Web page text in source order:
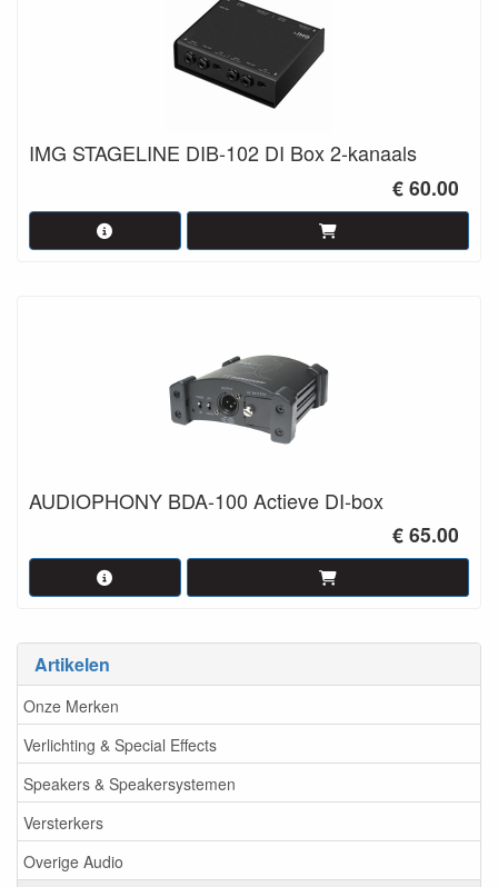
Artikelen
Onze Merken
Verlichting & Special Effects
Speakers & Speakersystemen
Versterkers
Overige Audio
IMG STAGELINE DIB-102 DI Box 2-kanaals
€ 60.00
AUDIOPHONY BDA-100 Actieve DI-box
€ 65.00